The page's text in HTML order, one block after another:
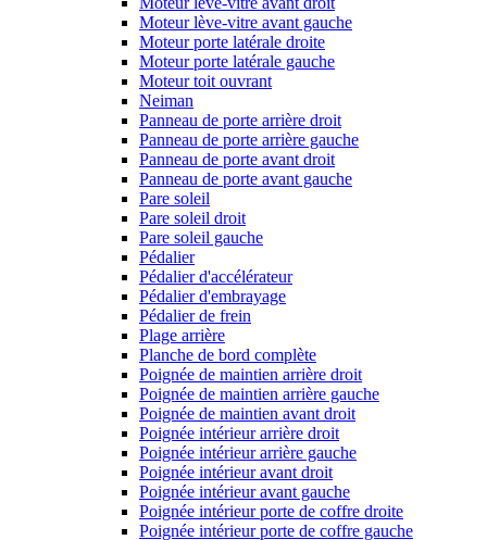
Moteur lève-vitre avant gauche
Moteur porte latérale droite
Moteur porte latérale gauche
Moteur toit ouvrant
Neiman
Panneau de porte arrière droit
Panneau de porte arrière gauche
Panneau de porte avant droit
Panneau de porte avant gauche
Pare soleil
Pare soleil droit
Pare soleil gauche
Pédalier
Pédalier d'accélérateur
Pédalier d'embrayage
Pédalier de frein
Plage arrière
Planche de bord complète
Poignée de maintien arrière droit
Poignée de maintien arrière gauche
Poignée de maintien avant droit
Poignée intérieur arrière droit
Poignée intérieur arrière gauche
Poignée intérieur avant droit
Poignée intérieur avant gauche
Poignée intérieur porte de coffre droite
Poignée intérieur porte de coffre gauche